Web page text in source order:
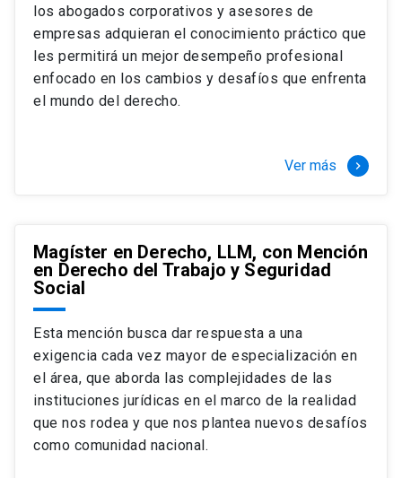
los abogados corporativos y asesores de
empresas adquieran el conocimiento práctico que
les permitirá un mejor desempeño profesional
enfocado en los cambios y desafíos que enfrenta
el mundo del derecho.
Ver más keyboard_arrow_right
Magíster en Derecho, LLM, con Mención
en Derecho del Trabajo y Seguridad
Social
Esta mención busca dar respuesta a una
exigencia cada vez mayor de especialización en
el área, que aborda las complejidades de las
instituciones jurídicas en el marco de la realidad
que nos rodea y que nos plantea nuevos desafíos
como comunidad nacional.